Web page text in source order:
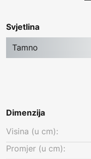
Svjetlina
Tamno
Dimenzija
Visina (u cm):
Promjer (u cm):